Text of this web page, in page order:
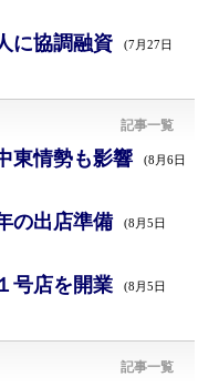
に協調融資 (7月27日
記事一覧
東情勢も影響 (8月6日
の出店準備 (8月5日
号店を開業 (8月5日
記事一覧